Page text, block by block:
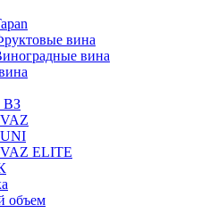
вина
вина
ВЗ
ELITE
объем